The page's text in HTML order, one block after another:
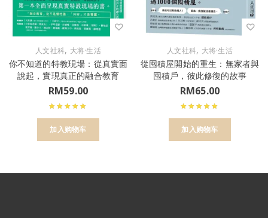
人文社科, 大将·生活
你不知道的特教現場：從真實面
說起，實現真正的融合教育
RM59.00
加入购物车
人文社科, 大将·生活
從囤積屋開始的重生：無家者與
囤積戶，彼此修復的故事
RM65.00
加入购物车